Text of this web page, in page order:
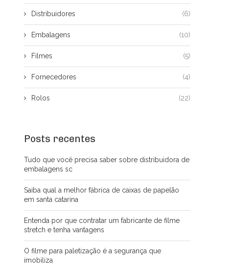
Distribuidores (6)
Embalagens (10)
Filmes (5)
Fornecedores (4)
Rolos (22)
Posts recentes
Tudo que você precisa saber sobre distribuidora de
embalagens sc
Saiba qual a melhor fábrica de caixas de papelão
em santa catarina
Entenda por que contratar um fabricante de filme
stretch e tenha vantagens
O filme para paletização é a segurança que
imobiliza